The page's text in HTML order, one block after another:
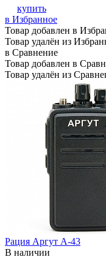
купить
в Избранное
Товар добавлен в
Товар удалён из
в Сравнение
Товар добавлен в
Товар удалён из
Рация Аргут А-43
В наличии